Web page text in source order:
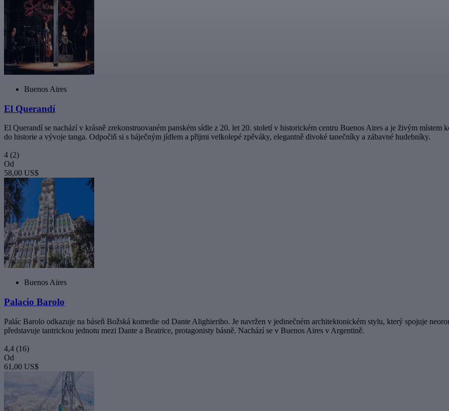
Buenos Aires
El Querandí
El Querandí se nachází v krásně zrekonstruovaném panském sídle z 20. let 20. století v historickém centru Buenos Aires a je živým místem
do historie a vývoje tanga. Odpočiň si s báječným jídlem a přijmi velkolepé zpěváky, elegantně divoké tanečníky a zábavné hudebníky.
4 (2)
Od
58,00 US$
Buenos Aires
Palacio Barolo
Palác Barolo odkazuje na báseň Božská komedie od Dante Alighieriho. Je navržen v jedinečném architektonickém stylu, který spojuje
představuje tantrickou jednotu mezi Dante a Beatrice, protagonisty básně. Nachází se v Buenos Aires v Argentině.
4,4 (16)
Od
61,00 US$